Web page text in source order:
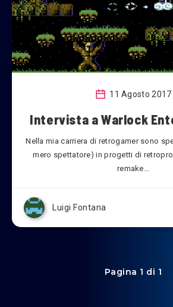
11 Agosto 2017
Intervista a Warlock
Nella mia carriera di retrogamer sono
mero spettatore) in progetti di
remake…
Luigi Fontana
Pagina 1 di 1